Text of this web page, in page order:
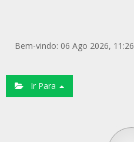
Bem-vindo: 06 Ago 2026, 11:26
Ir Para